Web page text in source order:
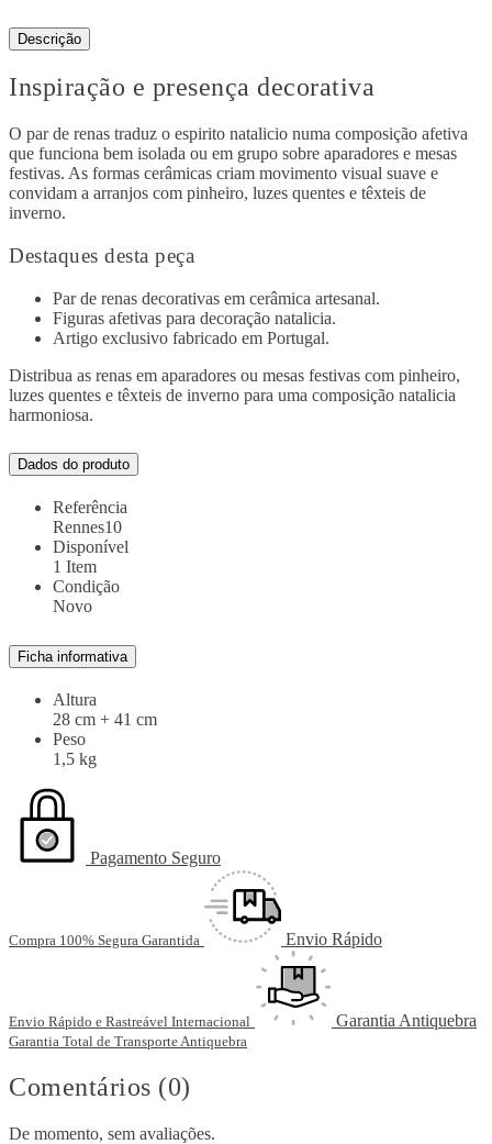
Descrição
Inspiração e presença decorativa
O par de renas traduz o espirito natalicio numa composição afetiva
que funciona bem isolada ou em grupo sobre aparadores e mesas
festivas. As formas cerâmicas criam movimento visual suave e
convidam a arranjos com pinheiro, luzes quentes e têxteis de
inverno.
Destaques desta peça
Par de renas decorativas em cerâmica artesanal.
Figuras afetivas para decoração natalicia.
Artigo exclusivo fabricado em Portugal.
Distribua as renas em aparadores ou mesas festivas com pinheiro,
luzes quentes e têxteis de inverno para uma composição natalicia
harmoniosa.
Dados do produto
Referência
Rennes10
Disponível
1 Item
Condição
Novo
Ficha informativa
Altura
28 cm + 41 cm
Peso
1,5 kg
Pagamento Seguro
Compra 100% Segura Garantida Envio Rápido
Envio Rápido e Rastreável Internacional Garantia Antiquebra
Garantia Total de Transporte Antiquebra
Comentários (0)
De momento, sem avaliações.